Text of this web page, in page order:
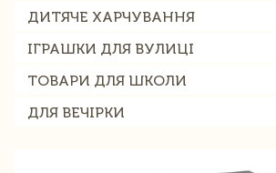
ДИТЯЧЕ ХАРЧУВАННЯ
ІГРАШКИ ДЛЯ ВУЛИЦІ
ТОВАРИ ДЛЯ ШКОЛИ
ДЛЯ ВЕЧІРКИ